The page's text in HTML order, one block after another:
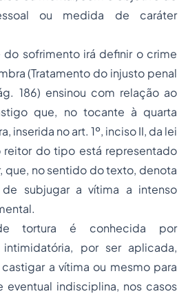
ou medida de caráter
do sofrimento irá definir o crime
(Tratamento do injusto penal
186) ensinou com relação ao
que, no tocante à quarta
inserida no art. 1º, inciso II, da lei
reitor do tipo está representado
que, no sentido do texto, denota
subjugar a vítima a intenso
tortura é conhecida por
por ser aplicada,
a vítima ou mesmo para
eventual indisciplina, nos casos